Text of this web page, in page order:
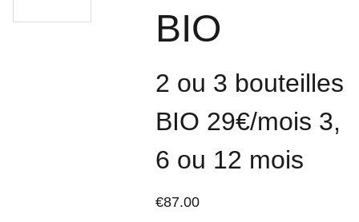
BIO
2 ou 3 bouteilles
BIO 29€/mois 3,
6 ou 12 mois
€87.00